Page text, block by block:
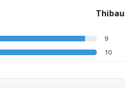
9
10